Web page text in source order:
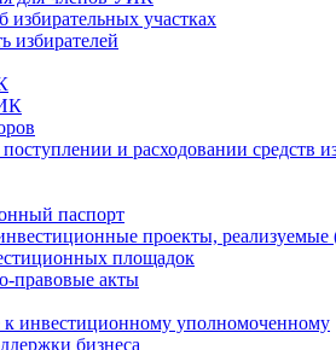
избирательных участках
избирателей
и расходовании средств
паспорт
проекты, реализуемые
площадок
правовые акты
инвестиционному уполномоченному
бизнеса